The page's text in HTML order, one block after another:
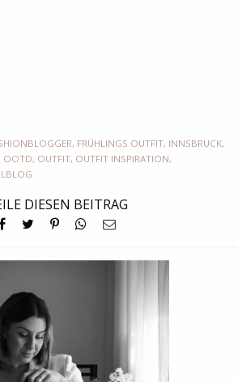
, FRÜHLINGS OUTFIT, INNSBRUCK,
OOTD, OUTFIT, OUTFIT INSPIRATION,
DIESEN BEITRAG